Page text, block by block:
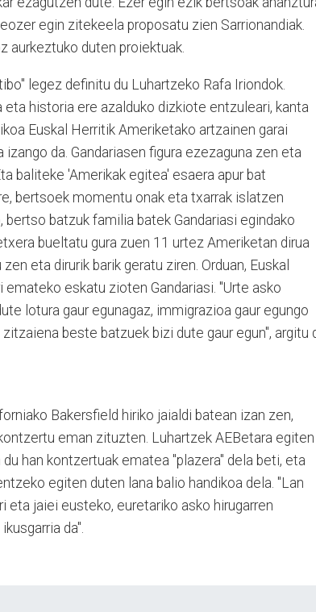
egin zitekeela proposatu zien Sarrionandiak.
aurkeztuko duten proiektuak.
legez definitu du Luhartzeko Rafa Iriondok.
eta historia ere azalduko dizkiote entzuleari, kanta
Euskal Herritik Ameriketako artzainen garai
da. Gandariasen figura ezezaguna zen eta
baliteke 'Amerikak egitea' esaera apur bat
bertsoek momentu onak eta txarrak islatzen
bertso batzuk familia batek Gandariasi egindako
bueltatu gura zuen 11 urtez Ameriketan dirua
eta dirurik barik geratu ziren. Orduan, Euskal
eskatu zioten Gandariasi. "Urte asko
lotura gaur egunagaz, immigrazioa gaur egungo
beste batzuek bizi dute gaur egun", argitu
Bakersfield hiriko jaialdi batean izan zen,
eman zituzten. Luhartzek AEBetara egiten
han kontzertuak ematea "plazera" dela beti, eta
egiten duten lana balio handikoa dela. "Lan
eta jaiei eusteko, euretariko asko hirugarren
da".